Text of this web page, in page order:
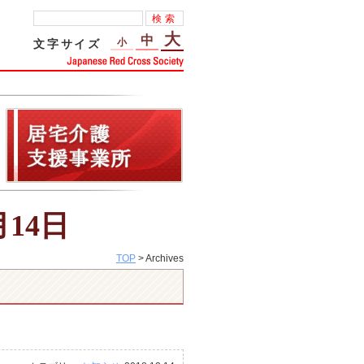
文字サイズ 小 中 大
日
TOP > Archives